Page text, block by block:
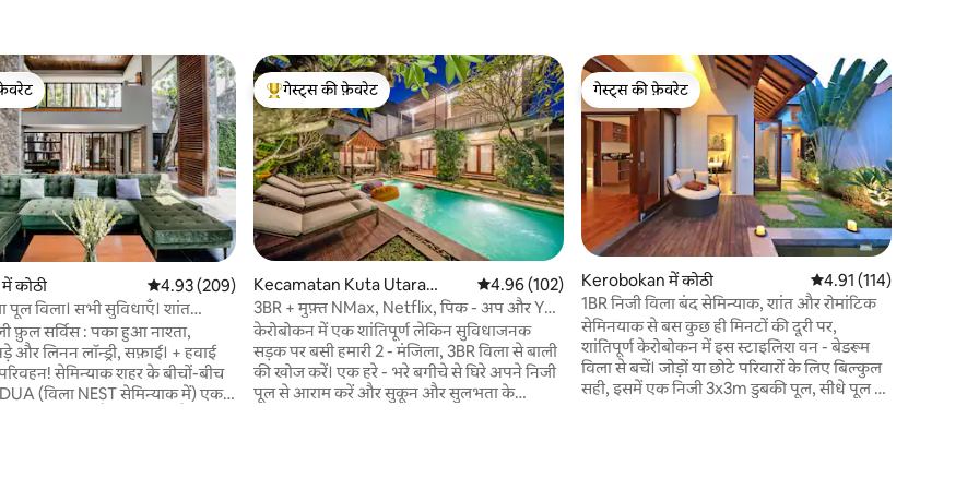
कोठी औसत रेटिंग 5 में से 4.93, 209 समीक्षाएँ
4.93 (209)
पूल विला। सभी सुविधाएँ। शांत
फ़ुल सर्विस : पका हुआ नाश्ता,
और लिनन लॉन्ड्री, सफ़ाई। + हवाई
शहर के बीचों-बीच
(विला NEST सेमिन्याक में) एक
गेस्ट्स का टॉप फ़ेवरेट
गेस्ट्स की फ़ेवरेट
Kecamatan Kuta Utara
में कोठी
औसत रेटिंग 5 में से 4.96, 102 समीक्षाएँ
4.96 (102)
3BR + मुफ़्त NMax, Netflix, पिक - अप और YT
प्रीमियम
केरोबोकन में एक शांतिपूर्ण लेकिन सुविधाजनक
सड़क पर बसी हमारी 2 - मंजिला, 3BR विला से बाली
की खोज करें। एक हरे - भरे बगीचे से घिरे अपने निजी
पूल से आराम करें और सुकून और सुलभता के
गेस्ट्स की फ़ेवरेट
गेस्ट्स की फ़ेवरेट
Kerobokan में कोठी औसत रेटिंग 5 में से 4.91,
4.91 (114)
1BR निजी विला बंद सेमिन्याक, शांत और रोमांटिक
सेमिनयाक से बस कुछ ही मिनटों की दूरी पर,
शांतिपूर्ण केरोबोकन में इस स्टाइलिश वन - बेडरूम
विला से बचें। जोड़ों या छोटे परिवारों के लिए बिल्कुल
सही, इसमें एक निजी 3x3m डुबकी पूल, सीधे पूल का